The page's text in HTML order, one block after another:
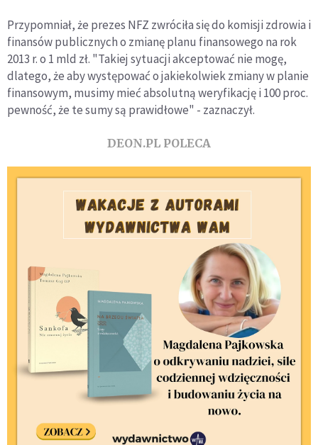
Przypomniał, że prezes NFZ zwróciła się do komisji zdrowia i
finansów publicznych o zmianę planu finansowego na rok
2013 r. o 1 mld zł. "Takiej sytuacji akceptować nie mogę,
dlatego, że aby występować o jakiekolwiek zmiany w planie
finansowym, musimy mieć absolutną weryfikację i 100 proc.
pewność, że te sumy są prawidłowe" - zaznaczył.
DEON.PL POLECA